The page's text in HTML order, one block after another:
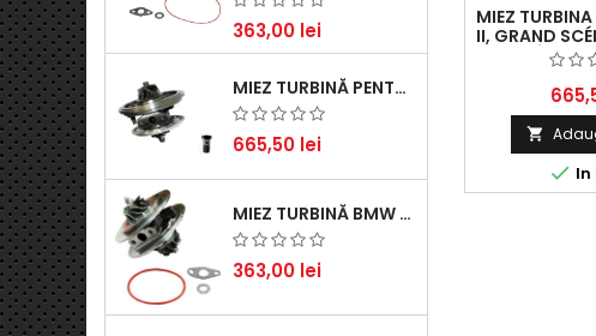
363,00 lei
MIEZ TURBINĂ PENTRU AUDI, SEAT, SKODA ȘI VOLKSWAGEN - MOTORIZĂRI 2.0 TDI 103KW 140CP
665,50 lei
MIEZ TURBINĂ BMW SERIA 1 (E81, E87) 120 D - CREȘTEȚI PERFORMANȚA ȘI RĂSPUNSUL MOTORULUI
363,00 lei
MIEZ
II, GRAND
II, SCÉNIC II
100-

 In